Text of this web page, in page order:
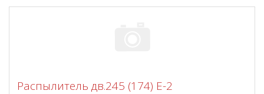
Распылитель дв.245 (174) Е-2